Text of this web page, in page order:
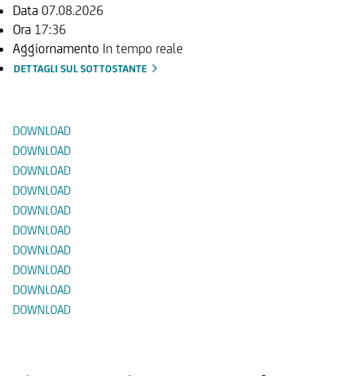
Data 07.08.2026
Ora 17:36
Aggiornamento In tempo reale
DETTAGLI SUL SOTTOSTANTE
DOWNLOAD
DOWNLOAD
DOWNLOAD
DOWNLOAD
DOWNLOAD
DOWNLOAD
DOWNLOAD
DOWNLOAD
DOWNLOAD
DOWNLOAD